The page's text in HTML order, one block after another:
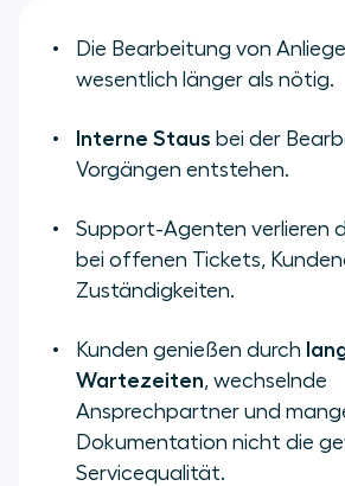
Die Bearbeitung von
wesentlich länger als nötig.
Interne Staus bei der
Vorgängen entstehen.
Support-Agenten verlieren
bei offenen Tickets,
Zuständigkeiten.
Kunden genießen durch
Wartezeiten, wechselnde
Ansprechpartner und
Dokumentation nicht die
Servicequalität.